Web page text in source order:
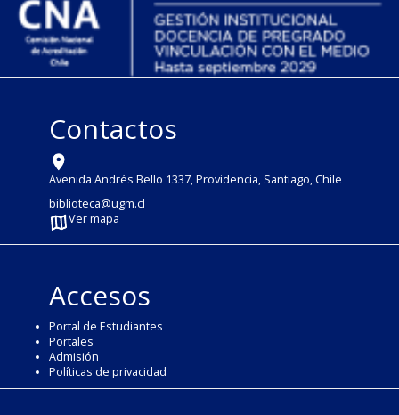
Contactos
Avenida Andrés Bello 1337, Providencia, Santiago, Chile
biblioteca@ugm.cl
Ver mapa
Accesos
Portal de Estudiantes
Portales
Admisión
Políticas de privacidad